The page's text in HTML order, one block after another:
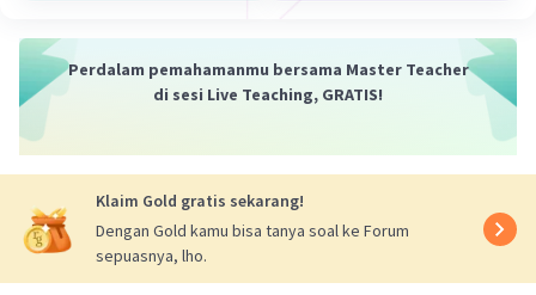
Dolinas dapat memiliki berbagai ukuran, mulai
dari yang sangat kecil hingga yang sangat besar.
Bentuk dan ukuran dolina sangat bervariasi
terjadi. Dolina seringkali menjadi fitur menonjol
dalam lanskap karstik dan dapat mempengaruhi
pola hidrologi dan ekologi di sekitarnya.
Perdalam pemahamanmu bersama Master Teacher
di sesi Live Teaching, GRATIS!
Klaim Gold gratis sekarang!
Dengan Gold kamu bisa tanya soal ke Forum
sepuasnya, lho.